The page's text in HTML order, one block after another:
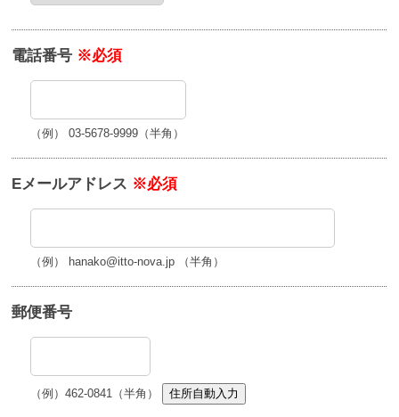
電話番号 ※必須
（例） 03-5678-9999（半角）
Eメールアドレス ※必須
（例） hanako@itto-nova.jp （半角）
郵便番号
（例）462-0841（半角） 住所自動入力